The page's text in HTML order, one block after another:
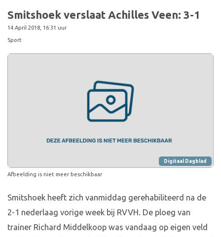
Smitshoek verslaat Achilles Veen: 3-1
14 April 2018, 16:31 uur
Sport
Digitaal Dagblad
Afbeelding is niet meer beschikbaar
Smitshoek heeft zich vanmiddag gerehabiliteerd na de
2-1 nederlaag vorige week bij RVVH. De ploeg van
trainer Richard Middelkoop was vandaag op eigen veld